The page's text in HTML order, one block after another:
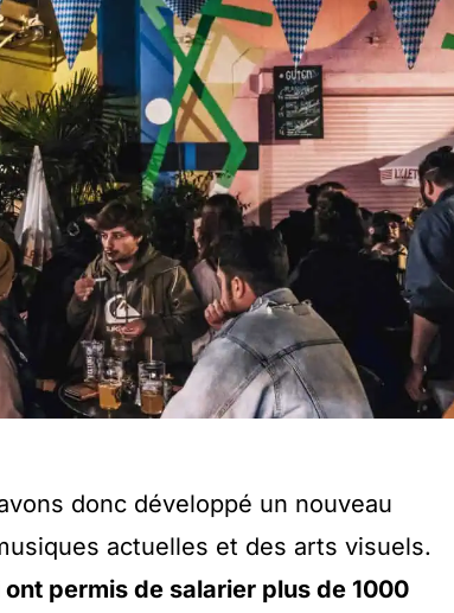
donc développé un nouveau
actuelles et des arts visuels.
permis de salarier plus de 1000